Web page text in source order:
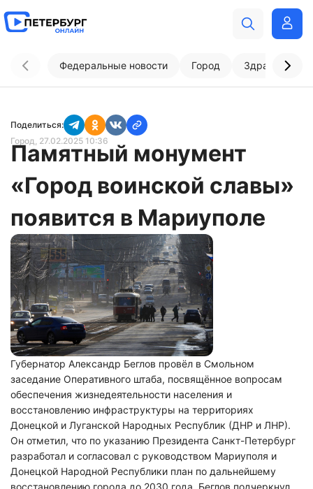
Федеральные новости Город
Поделиться:
Город, 27.02.2025 10:36
Памятный монумент
«Город воинской славы»
появится в Мариуполе
Губернатор Александр Беглов провёл в Смольном
заседание Оперативного штаба, посвящённое вопросам
обеспечения жизнедеятельности населения и
восстановлению инфраструктуры на территориях
Донецкой и Луганской Народных Республик (ДНР и ЛНР).
Он отметил, что по указанию Президента Санкт-Петербург
разработал и согласовал с руководством Мариуполя и
Донецкой Народной Республики план по дальнейшему
восстановлению города до 2030 года. Беглов подчеркнул,